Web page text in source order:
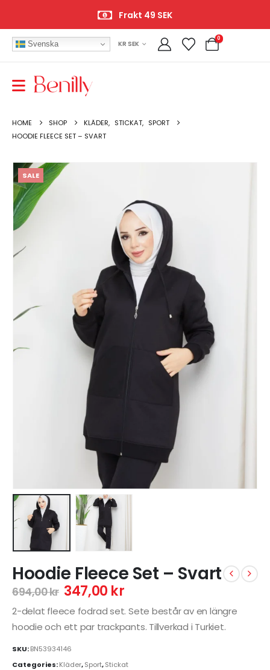
Frakt 49 SEK
Svenska KR SEK
0
HOME SHOP KLÄDER, STICKAT, SPORT
HOODIE FLEECE SET – SVART
SALE
Hoodie Fleece Set – Svart
694,00kr 347,00 kr
2-delat fleece fodrad set. Sete består av en längre
hoodie och ett par trackpants. Tillverkad i Turkiet.
SKU:BN53934146
Categories:Kläder,Sport,Stickat